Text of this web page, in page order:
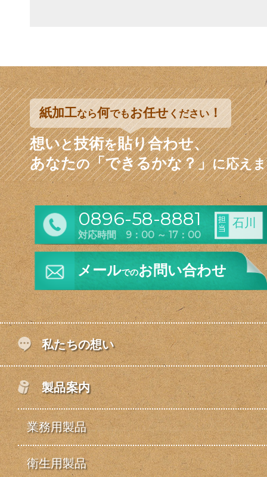
紙加工なら何でもお任せください！
想いと技術を貼り合わせ、
あなたの「できるかな？」に応え
0896-58-8881
対応時間 9：00 ～ 17：00
担
当
石川
メールでのお問い合わせ
私たちの想い
製品案内
業務用製品
衛生用製品